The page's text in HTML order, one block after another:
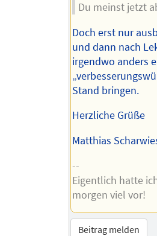
Du meinst jetzt
Doch erst nur
und dann nach
irgendwo anders
Stand bringen.
Herzliche Grüße
Matthias
--
Eigentlich hatte
morgen viel vor!
Beitrag melden